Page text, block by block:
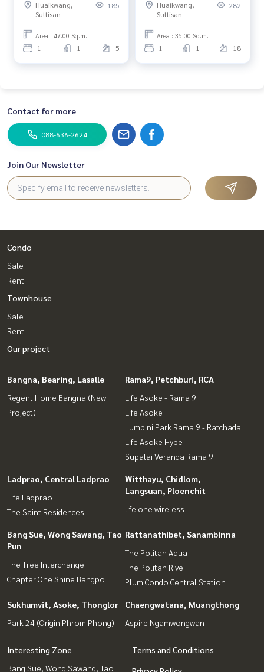
Huaikwang,
Suttisan
185
Area : 47.00 Sq.m.
1 1 5
Huaikwang,
Suttisan
282
Area : 35.00 Sq.m.
1 1 18
Contact for more
088-636-2624
Join Our Newsletter
Condo
Sale
Rent
Townhouse
Sale
Rent
Our project
Bangna, Bearing, Lasalle
Regent Home Bangna (New
Project)
Rama9, Petchburi, RCA
Life Asoke - Rama 9
Life Asoke
Lumpini Park Rama 9 - Ratchada
Life Asoke Hype
Supalai Veranda Rama 9
Ladprao, Central Ladprao
Life Ladprao
The Saint Residences
Witthayu, Chidlom,
Langsuan, Ploenchit
life one wireless
Bang Sue, Wong Sawang, Tao
Pun
The Tree Interchange
Chapter One Shine Bangpo
Rattanathibet, Sanambinna
The Politan Aqua
The Politan Rive
Plum Condo Central Station
Sukhumvit, Asoke, Thonglor
Park 24 (Origin Phrom Phong)
Chaengwatana, Muangthong
Aspire Ngamwongwan
Interesting Zone
Bang Sue, Wong Sawang, Tao
Terms and Conditions